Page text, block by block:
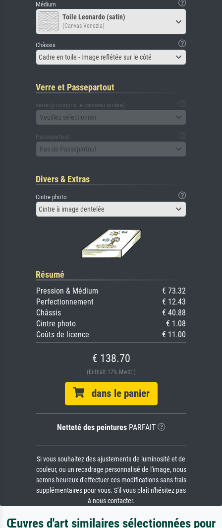
Médium
Toile Leonardo (satin)
(Canvas Venezia)
Châssis
Cadre en toile - Image reflétée sur le côté
Verre et Passepartout
verre (y compris le panneau arrière)
Veuillez sélectionner
Passepartout
Pas de Passepartout
Divers & Extras
Cintre photo
Cintre à image dentelée
Résumé
Pression & Médium
€ 73.32
Perfectionnement
€ 12.43
Châssis
€ 40.88
Cintre photo
€ 1.08
Coûts de licence
€ 11.00
€ 138.70
(Enthält 17% MwSt.)
dans le panier
Netteté des peinturesPARFAIT
Si vous souhaitez des ajustements de luminosité et de
couleur, ou un recadrage personnalisé de l'image, nous
serons heureux d'effectuer ces modifications sans frais
supplémentaires pour vous. S'il vous plaît n'hésitez pas
à nous contacter.
Œuvres d'art similaires sélectionnées pour